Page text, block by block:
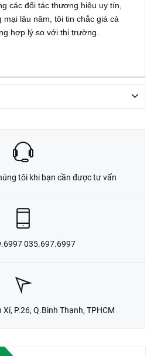
các đối tác thương hiệu uy tín,
lâu năm, tôi tin chắc giá cả
hợp lý so với thị trường.
tôi khi bạn cần được tư vấn
035.697.6997
P.26, Q.Bình Thạnh, TPHCM